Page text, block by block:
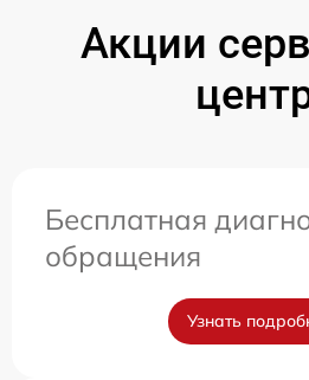
Акции
Бесплатная
обращения
Узнать